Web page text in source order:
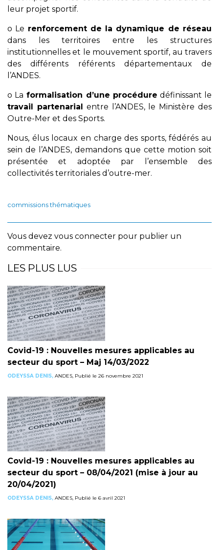
leur projet sportif.
o Le renforcement de la dynamique de réseau
dans les territoires entre les structures
institutionnelles et le mouvement sportif, au travers
des différents référents départementaux de
l’ANDES.
o La formalisation d’une procédure définissant le
travail partenarial entre l’ANDES, le Ministère des
Outre-Mer et des Sports.
Nous, élus locaux en charge des sports, fédérés au
sein de l’ANDES, demandons que cette motion soit
présentée et adoptée par l’ensemble des
collectivités territoriales d’outre-mer.
commissions thématiques
Vous devez vous connecter pour publier un
commentaire.
LES PLUS LUS
Covid-19 : Nouvelles mesures applicables au
secteur du sport – Maj 14/03/2022
ODEYSSA DENIS, ANDES, Publié le 26 novembre 2021
Covid-19 : Nouvelles mesures applicables au
secteur du sport – 08/04/2021 (mise à jour au
20/04/2021)
ODEYSSA DENIS, ANDES, Publié le 6 avril 2021